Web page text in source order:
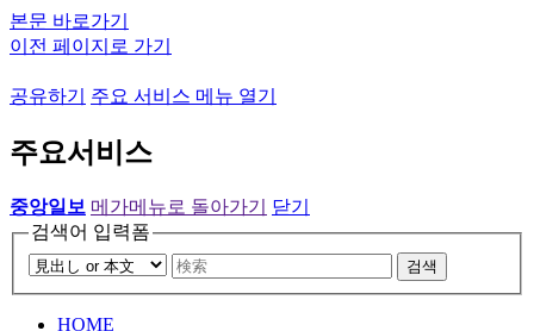
본문 바로가기
이전 페이지로 가기
공유하기 주요 서비스 메뉴 열기
주요서비스
중앙일보 메가메뉴로 돌아가기
닫기
검색어 입력폼
검색
HOME